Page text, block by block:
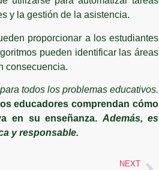
y la gestión de la asistencia.
proporcionar a los estudiantes
pueden identificar las áreas
consecuencia.
todos los problemas educativos.
educadores comprendan cómo
en su enseñanza. Además, es
y responsable.
NEXT